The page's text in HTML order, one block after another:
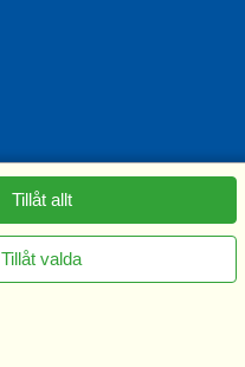
Tillåt allt
Tillåt valda